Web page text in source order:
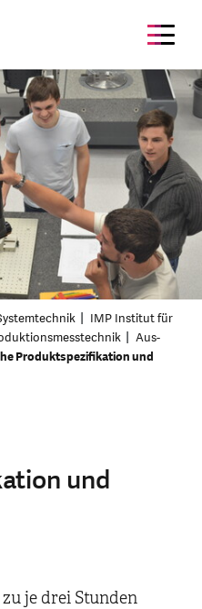
IMP Institut für
Aus-
Produktspezifikation und
und
je drei Stunden